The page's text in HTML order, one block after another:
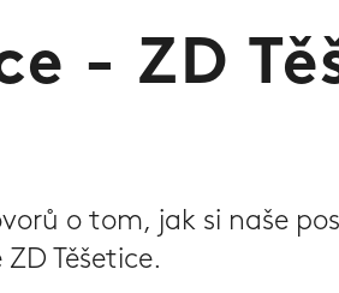
- ZD
o tom, jak si naše
Těšetice.